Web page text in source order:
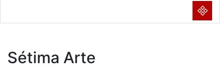
NULL
Sétima Arte